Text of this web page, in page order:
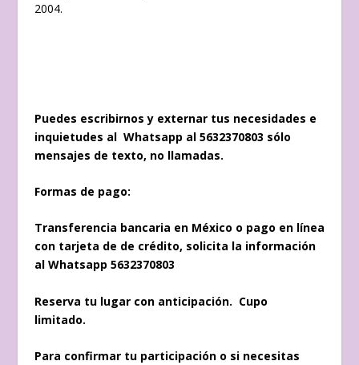
2004.
Puedes escribirnos y externar tus necesidades e
inquietudes al Whatsapp al 5632370803 sólo
mensajes de texto, no llamadas.
Formas de pago:
Transferencia bancaria en México o pago en línea
con tarjeta de de crédito, solicita la información
al Whatsapp 5632370803
Reserva tu lugar con anticipación. Cupo
limitado.
Para confirmar tu participación o si necesitas